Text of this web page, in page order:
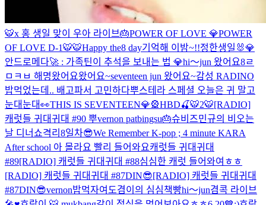
🐯x 홍 생일 맞이 우아 라이브🎂POWER OF LOVE 💎POWER
OF LOVE D-1🐯🐯Happy the8 day기억해 이밤~!!정한생일🐰💎
안드로메다🚀 : 가족틴이 추석을 보내는 법 💎hi～jun 왔어요8ㄹ
ㅁㅋㅂ 해명왔어요왔어요~seventeen jun 왔어요~감성 RADINO
밥먹었는데.. 배고파서 고민하다뿌스테라 스페셜 오늘은 귀 말고
눈대눈대👀THIS IS SEVENTEEN💎🎡HBD🍒🐯2🐯[RADIO]
캐럿들 귀대귀대 #90 뿌vernon patbingsu🎂슈비즈민규의 비오는
날 디너쇼격리8일차😎We Remember K-pop ; 4 minute KARA
After school 아 몰라요 빨리 들어와요캐럿들 귀대귀대
#89[RADIO] 캐럿들 귀대귀대 #88심심한 캐럿 들어와여ㅎㅎ
[RADIO] 캐럿들 귀대귀대 #87DIN😎[RADIO] 캐럿들 귀대귀대
#87DIN😎vernon밥먹자여 도겸이의 심심책빵hi～jun겸콕 라이브